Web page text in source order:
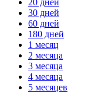
20 дней
30 дней
60 дней
180 дней
1 месяц
2 месяца
3 месяца
4 месяца
5 месяцев